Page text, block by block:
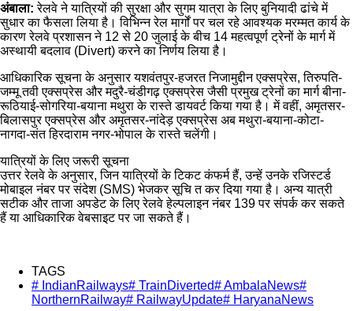
अंबाला: रेलवे ने यात्रियों की सुरक्षा और सुगम यात्रा के लिए बुनियादी ढांचे में
सुधार का फैसला लिया है। विभिन्न रेल मार्गों पर चल रहे आवश्यक मरम्मत कार्य के
कारण रेलवे प्रशासन ने 12 से 20 जुलाई के बीच 14 महत्वपूर्ण ट्रेनों के मार्ग में
अस्थायी बदलाव (Divert) करने का निर्णय लिया है।
आधिकारिक सूचना के अनुसार यशवंतपुर-हजरत निजामुद्दीन एक्सप्रेस, तिरुपति-
जम्मू तवी एक्सप्रेस और मदुरै-चंडीगढ़ एक्सप्रेस जैसी प्रमुख ट्रेनों का मार्ग बीना-
रूठियाई-सोगरिया-बयाना मथुरा के रास्ते डायवर्ट किया गया है। में वहीं, अमृतसर-
बिलासपुर एक्सप्रेस और अमृतसर-नांदेड़ एक्सप्रेस अब मथुरा-बयाना-कोटा-
नागदा-संत हिरदाराम नगर-भोपाल के रास्ते चलेंगी।
यात्रियों के लिए जरूरी सूचना
उत्तर रेलवे के अनुसार, जिन यात्रियों के टिकट कंफर्म हैं, उन्हें उनके रजिस्टर्ड
मोबाइल नंबर पर संदेश (SMS) भेजकर सूचि त कर दिया गया है। अन्य यात्री
सटीक और ताजा अपडेट के लिए रेलवे हेल्पलाइन नंबर 139 पर संपर्क कर सकते
हैं या आधिकारिक वेबसाइट पर जा सकते हैं।
TAGS
# IndianRailways# TrainDiverted# AmbalaNews#
NorthernRailway# RailwayUpdate# HaryanaNews